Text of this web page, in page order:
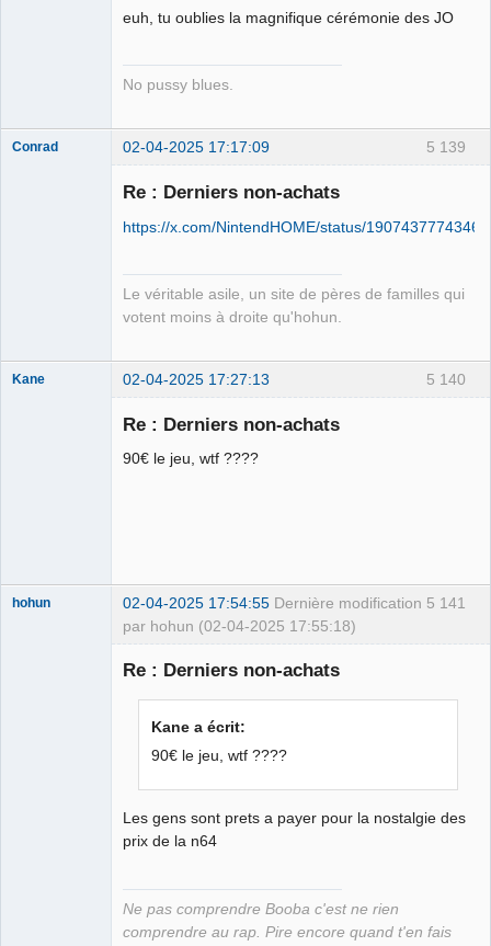
euh, tu oublies la magnifique cérémonie des JO
No pussy blues.
5 139
Conrad 02-04-2025 17:17:09
Re : Derniers non-achats
https://x.com/NintendHOME/status/
Le véritable asile, un site de pères de familles qui
votent moins à droite qu'hohun.
5 140
Kane 02-04-2025 17:27:13
Re : Derniers non-achats
90€ le jeu, wtf ????
5 141
hohun 02-04-2025 17:54:55 Dernière modification
par hohun (02-04-2025 17:55:18)
Re : Derniers non-achats
Kane a écrit:
90€ le jeu, wtf ????
Les gens sont prets a payer pour la nostalgie des
prix de la n64
Ne pas comprendre Booba c'est ne rien
comprendre au rap. Pire encore quand t'en fais